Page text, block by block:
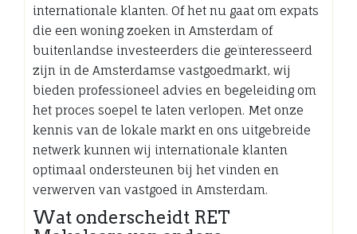
internationale klanten. Of het nu gaat om expats
die een woning zoeken in Amsterdam of
buitenlandse investeerders die geïnteresseerd
zijn in de Amsterdamse vastgoedmarkt, wij
bieden professioneel advies en begeleiding om
het proces soepel te laten verlopen. Met onze
kennis van de lokale markt en ons uitgebreide
netwerk kunnen wij internationale klanten
optimaal ondersteunen bij het vinden en
verwerven van vastgoed in Amsterdam.
Wat onderscheidt RET